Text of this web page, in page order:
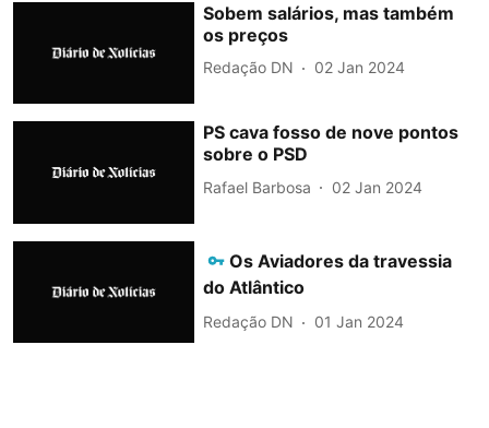
Sobem salários, mas também
os preços
Redação DN 02 Jan 2024
PS cava fosso de nove pontos
sobre o PSD
Rafael Barbosa 02 Jan 2024
Os Aviadores da travessia
do Atlântico
Redação DN 01 Jan 2024